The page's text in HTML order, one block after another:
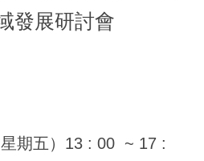
發展研討會
期五）13 : 00 ~ 17 :